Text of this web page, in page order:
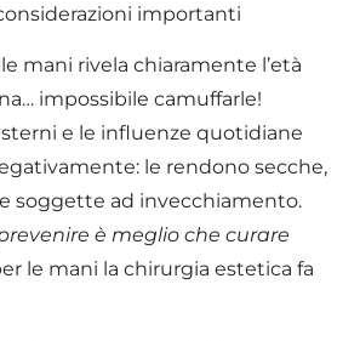
importanti
mani rivela chiaramente l’età
impossibile camuffarle!
e le influenze quotidiane
le rendono secche,
soggette ad invecchiamento.
è meglio che curare
le mani la chirurgia estetica fa